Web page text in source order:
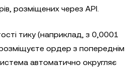
розміщених через API.
тику (наприклад, з 0,0001
ордер з попереднім
автоматично округляє